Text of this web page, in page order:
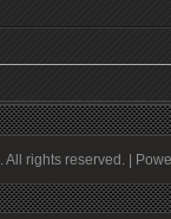
All rights reserved. |